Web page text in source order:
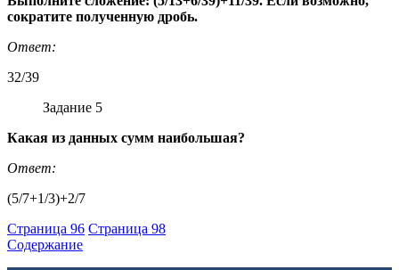
сократите полученную дробь.
Ответ:
32/39
Задание 5
Какая из данных сумм наибольшая?
Ответ:
(5/7+1/3)+2/7
Страница 96 Страница 98
Содержание